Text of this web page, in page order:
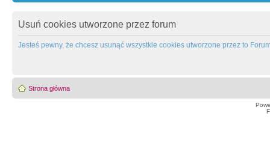
Usuń cookies utworzone przez forum
Jesteś pewny, że chcesz usunąć wszystkie cookies utworzone przez to
Strona główna